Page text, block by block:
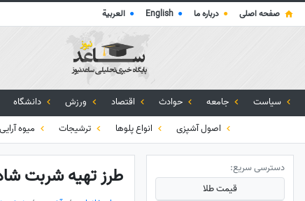
صفحه اصلی ● درباره ما ●
English
● العربية
سیاست جامعه حوادث اقتصاد ورزش دانشگاه
اصول آشپزی
انواع پلوها ترشیجات میوه آرایی
طرز تهیه شربت
دسترسی سریع:
قیمت طلا